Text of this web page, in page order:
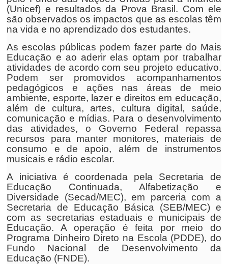
(Unicef) e resultados da Prova Brasil. Com ele
são observados os impactos que as escolas têm
na vida e no aprendizado dos estudantes.
As escolas públicas podem fazer parte do Mais
Educação e ao aderir elas optam por trabalhar
atividades de acordo com seu projeto educativo.
Podem ser promovidos acompanhamentos
pedagógicos e ações nas áreas de meio
ambiente, esporte, lazer e direitos em educação,
além de cultura, artes, cultura digital, saúde,
comunicação e mídias. Para o desenvolvimento
das atividades, o Governo Federal repassa
recursos para manter monitores, materiais de
consumo e de apoio, além de instrumentos
musicais e rádio escolar.
A iniciativa é coordenada pela Secretaria de
Educação Continuada, Alfabetização e
Diversidade (Secad/MEC), em parceria com a
Secretaria de Educação Básica (SEB/MEC) e
com as secretarias estaduais e municipais de
Educação. A operação é feita por meio do
Programa Dinheiro Direto na Escola (PDDE), do
Fundo Nacional de Desenvolvimento da
Educação (FNDE).